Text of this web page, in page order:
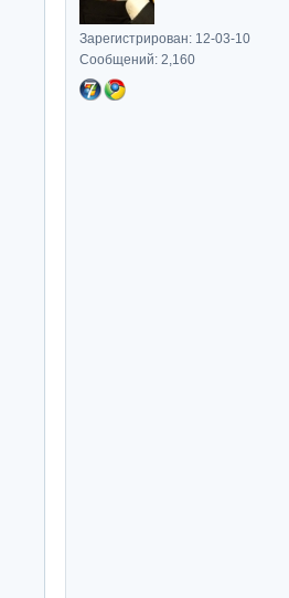
Зарегистрирован: 12-03-10
Сообщений: 2,160